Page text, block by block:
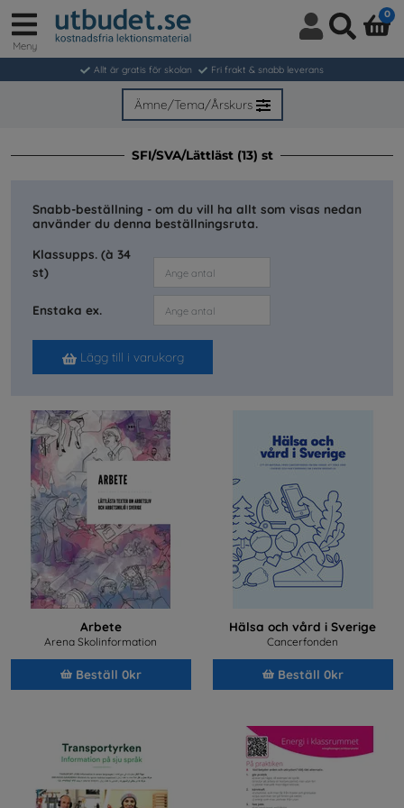
in
/
Meny
0
Allt är gratis för skolan Fri frakt & snabb leverans
Ämne/Tema/Årskurs
SFI/SVA/Lättläst (13) st
Snabb-beställning - om du vill ha allt som visas nedan
använder du denna beställningsruta.
Klassupps. (à 34
st)
Enstaka ex.
Lägg till i varukorg
Arbete
Arena Skolinformation
Beställ 0kr
Hälsa och vård i Sverige
Cancerfonden
Beställ 0kr